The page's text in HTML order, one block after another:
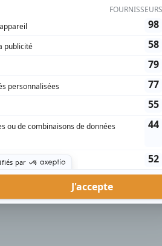
surnomme parfois «l’encyclopédie de
On peut l’entendre régulièrement